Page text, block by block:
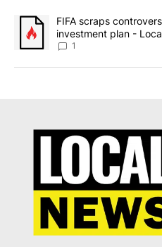
A trending article titled "FIFA
FIFA scraps
investment plan -
1